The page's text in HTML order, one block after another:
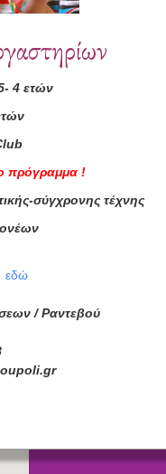
4 ετών
πρόγραμμα !
σύγχρονης τέχνης
εδώ
/ Ραντεβού
.gr